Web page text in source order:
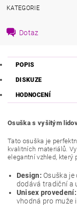
KATEGORIE
Dotaz
POPIS
DISKUZE
HODNOCENÍ
Osuška s vyšitým
Tato osuška je
kvalitních materiálů.
elegantní vzhled, který
Design: Osuška
dodává tradiční a
Unisex provedení:
vhodná pro muže i